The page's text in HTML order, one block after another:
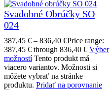
Svadobné Obrúčky SO
024
387,45 € – 836,40 €Price range:
387,45 € through 836,40 € Výber
možností Tento produkt má
viacero variantov. Možnosti si
môžete vybrať na stránke
produktu. Pridať na porovnanie